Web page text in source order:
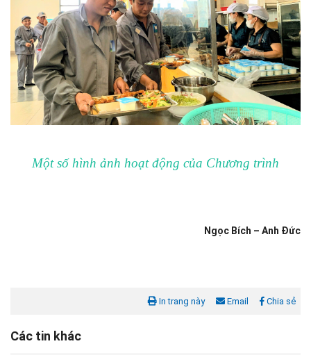
Một số hình ảnh hoạt động của Chương trình
Ngọc Bích – Anh Đức
In trang này Email Chia sẻ
Các tin khác